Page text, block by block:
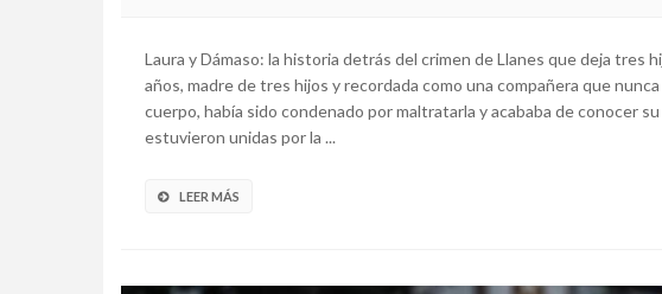
Laura y Dámaso: la historia detrás del crimen de Llanes que deja tres
años, madre de tres hijos y recordada como una compañera que
cuerpo, había sido condenado por maltratarla y acababa de conocer
estuvieron unidas por la ...
LEER MÁS